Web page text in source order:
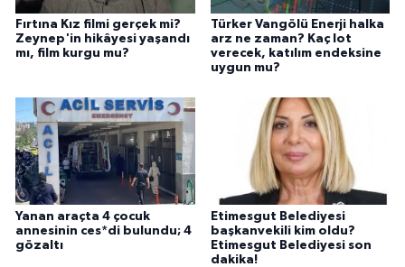
Fırtına Kız filmi gerçek mi?
Zeynep'in hikâyesi yaşandı
mı, film kurgu mu?
Türker Vangölü Enerji halka
arz ne zaman? Kaç lot
verecek, katılım endeksine
uygun mu?
Yanan araçta 4 çocuk
annesinin ces*di bulundu; 4
gözaltı
Etimesgut Belediyesi
başkanvekili kim oldu?
Etimesgut Belediyesi son
dakika!